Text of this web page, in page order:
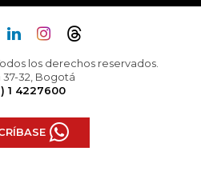
los derechos reservados.
37-32, Bogotá
1 4227600